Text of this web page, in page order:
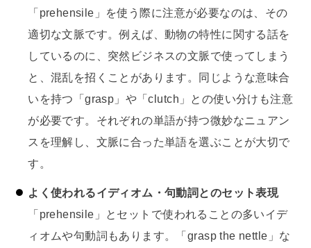
「prehensile」を使う際に注意が必要なのは、その
適切な文脈です。例えば、動物の特性に関する話を
しているのに、突然ビジネスの文脈で使ってしまう
と、混乱を招くことがあります。同じような意味合
いを持つ「grasp」や「clutch」との使い分けも注意
が必要です。それぞれの単語が持つ微妙なニュアン
スを理解し、文脈に合った単語を選ぶことが大切で
す。
よく使われるイディオム・句動詞とのセット表現
「prehensile」とセットで使われることの多いイデ
ィオムや句動詞もあります。「grasp the nettle」な